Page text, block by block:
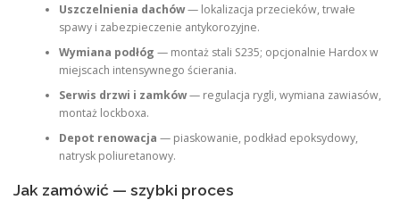
Uszczelnienia dachów— lokalizacja przecieków, trwałe
spawy i zabezpieczenie antykorozyjne.
Wymiana podłóg — montaż stali S235; opcjonalnie Hardox w
miejscach intensywnego ścierania.
Serwis drzwi i zamków— regulacja rygli, wymiana zawiasów,
montaż lockboxa.
Depot renowacja — piaskowanie, podkład epoksydowy,
natrysk poliuretanowy.
Jak zamówić — szybki proces